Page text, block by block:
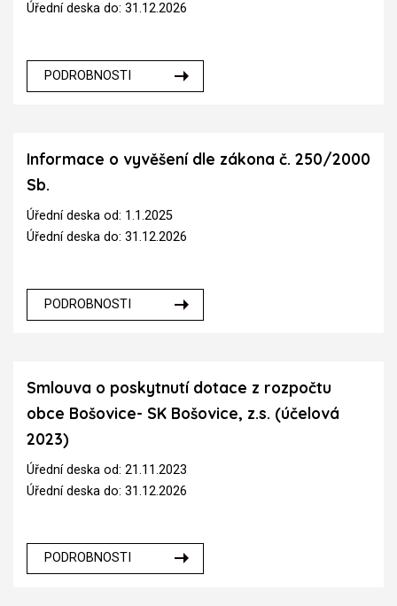
Úřední deska do: 31.12.2026
PODROBNOSTI
Informace o vyvěšení dle zákona č. 250/2000
Sb.
Úřední deska od: 1.1.2025
Úřední deska do: 31.12.2026
PODROBNOSTI
Smlouva o poskytnutí dotace z rozpočtu
obce Bošovice- SK Bošovice, z.s. (účelová
2023)
Úřední deska od: 21.11.2023
Úřední deska do: 31.12.2026
PODROBNOSTI